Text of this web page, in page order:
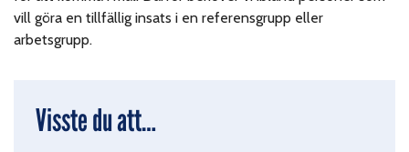
vill göra en tillfällig insats i en referensgrupp eller
arbetsgrupp.
Visste du att…